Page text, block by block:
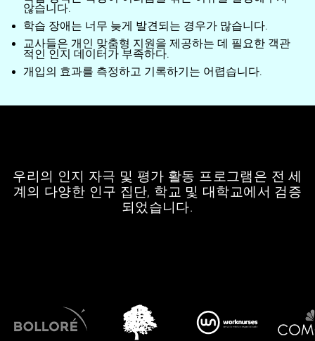
않습니다.
학습 장애는 너무 늦게 발견되는 경우가 많습니다.
교사들은 개인 맞춤형 지원을 제공하는 데 필요한 객관
적인 인지 데이터가 부족하다.
개입의 효과를 측정하고 기록하기는 어렵습니다.
우리의 인지 자극 및 평가 활동 프로그램은 전 세
계의 다양한 인구 집단, 학교 및 대학교에서 검증
되었습니다.